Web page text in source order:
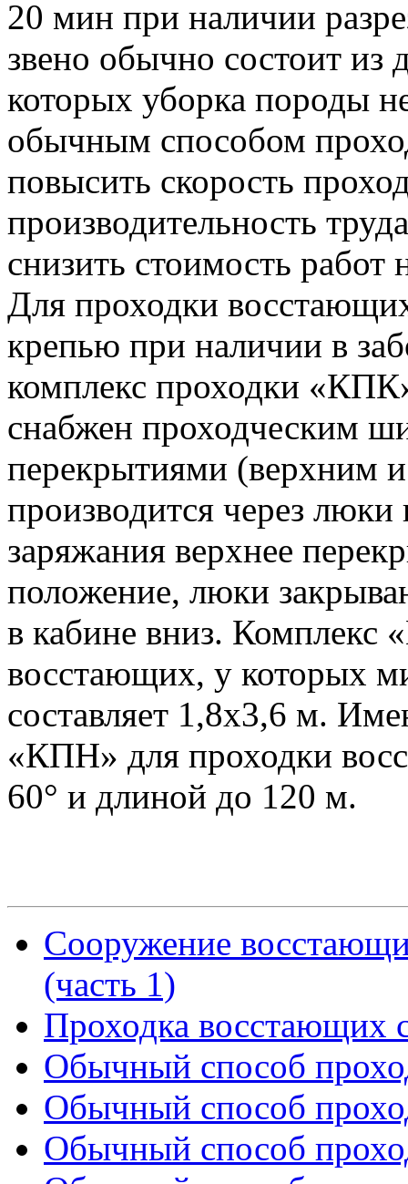
20 мин при наличии
звено обычно состоит из
которых уборка породы
обычным способом
повысить скорость
производительность
снизить стоимость
Для проходки
крепью при наличии в
комплекс проходки
снабжен проходческим
перекрытиями (верхним
производится через
заряжания верхнее
положение, люки
в кабине вниз. Комплекс
восстающих, у которых
составляет 1,8x3,6 м.
«КПН» для проходки
60° и длиной до 120 м.
Сооружение
(часть 1)
Проходка восстающих
Обычный способ
Обычный способ
Обычный способ